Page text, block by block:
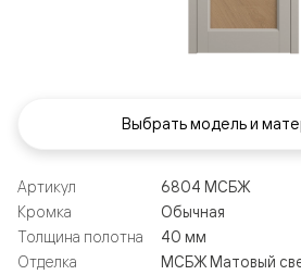
Артикул
6804 МСБЖ
Кромка
Обычная
Толщина полотна
40 мм
Отделка
МСБЖ Матовый
Выбрать модель и